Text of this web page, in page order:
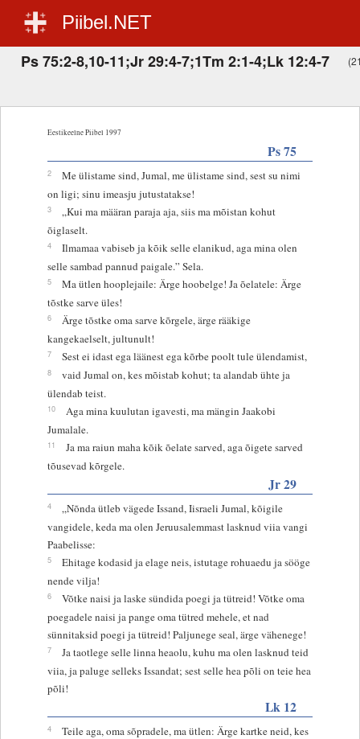
Piibel.NET
Ps 75:2-8,10-11;Jr 29:4-7;1Tm 2:1-4;Lk 12:4-7
Eestikeelne Piibel 1997
Ps 75
2
Me ülistame sind, Jumal, me ülistame sind, sest su nimi
on ligi; sinu imeasju jutustatakse!
3
„Kui ma määran paraja aja, siis ma mõistan kohut
õiglaselt.
4
Ilmamaa vabiseb ja kõik selle elanikud, aga mina olen
selle sambad pannud paigale.” Sela.
5
Ma ütlen hooplejaile: Ärge hoobelge! Ja õelatele: Ärge
tõstke sarve üles!
6
Ärge tõstke oma sarve kõrgele, ärge rääkige
kangekaelselt, jultunult!
7 Sest ei idast ega läänest ega kõrbe poolt tule ülendamist,
8
vaid Jumal on, kes mõistab kohut; ta alandab ühte ja
ülendab teist.
10
Aga mina kuulutan igavesti, ma mängin Jaakobi
Jumalale.
11
Ja ma raiun maha kõik õelate sarved, aga õigete sarved
tõusevad kõrgele.
Jr 29
4
„Nõnda ütleb vägede Issand, Iisraeli Jumal, kõigile
vangidele, keda ma olen Jeruusalemmast lasknud viia vangi
Paabelisse:
5
Ehitage kodasid ja elage neis, istutage rohuaedu ja sööge
nende vilja!
6
Võtke naisi ja laske sündida poegi ja tütreid! Võtke oma
poegadele naisi ja pange oma tütred mehele, et nad
sünnitaksid poegi ja tütreid! Paljunege seal, ärge vähenege!
7
Ja taotlege selle linna heaolu, kuhu ma olen lasknud teid
viia, ja paluge selleks Issandat; sest selle hea põli on teie hea
põli!
Lk 12
4
Teile aga, oma sõpradele, ma ütlen: Ärge kartke neid, kes